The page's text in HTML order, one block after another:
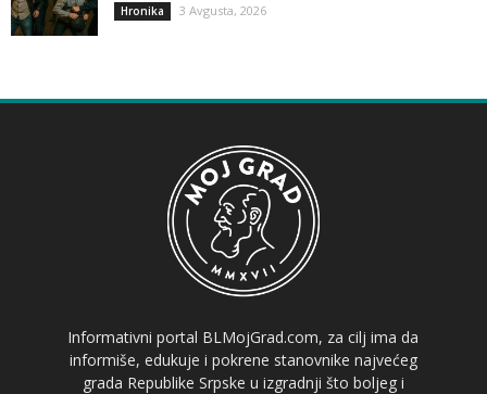
Hronika 3 Avgusta, 2026
Informativni portal BLMojGrad.com, za cilj ima da
informiše, edukuje i pokrene stanovnike najvećeg
grada Republike Srpske u izgradnji što boljeg i